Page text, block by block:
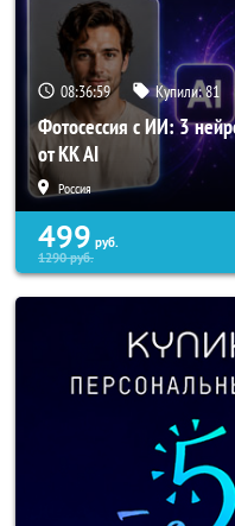
08:36:57 Купили:81
Фотосессия с ИИ: 3
от KK AI
Россия
499 руб.
1290руб.